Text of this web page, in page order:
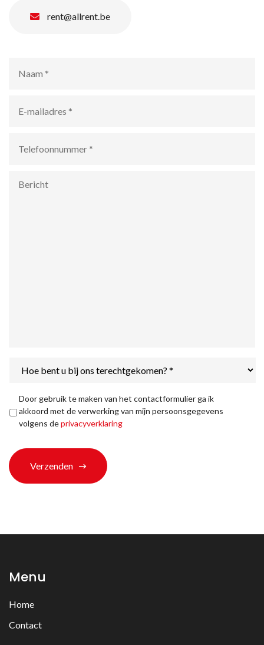
rent@allrent.be
mailadres *
bent
ons
terechtgekomen?
Privacyverklaring *
Door gebruik te maken van het contactformulier ga ik
akkoord met de verwerking van mijn persoonsgegevens
volgens deprivacyverklaring
Verzenden
Menu
Home
Contact